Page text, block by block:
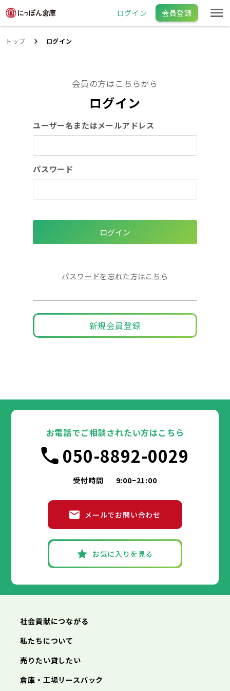
ログイン 会員登録
トップ ログイン
会員の方はこちらから
ログイン
ユーザー名またはメールアドレス
パスワード
パスワードを忘れた方はこちら
新規会員登録
お電話でご相談されたい方はこちら
050-8892-0029
受付時間 9:00~21:00
メールでお問い合わせ
お気に入りを見る
社会貢献につながる
私たちについて
売りたい貸したい
倉庫・工場リースバック